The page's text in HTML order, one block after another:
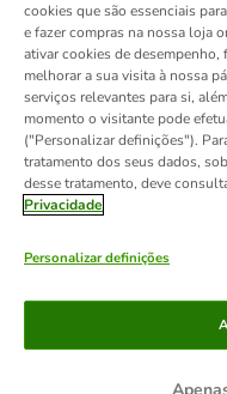
© zooplus SE 2026
cookies que são essenciais
e fazer compras na nossa loja
ativar cookies de
melhorar a sua visita à nossa
serviços relevantes para si,
momento o visitante pode
("Personalizar definições").
tratamento dos seus dados,
desse tratamento, deve
Privacidade
Personalizar definições